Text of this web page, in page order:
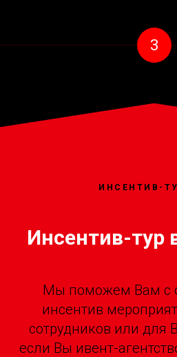
3
ИНСЕНТИВ-
Инсентив-тур
Мы поможем Вам с
инсентив
сотрудников или для
если Вы ивент-